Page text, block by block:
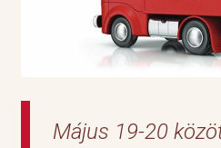
Május 19-20